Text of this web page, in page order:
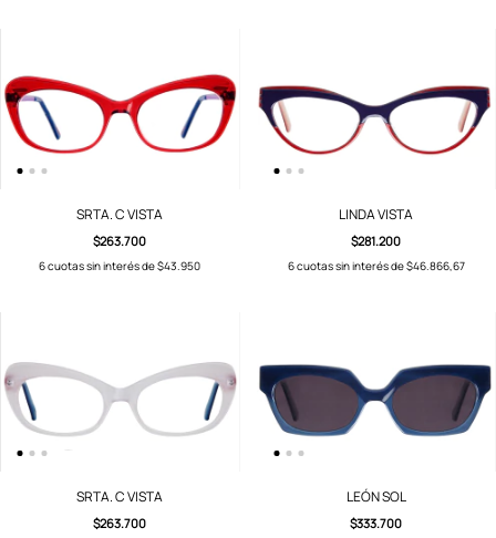
SRTA. C VISTA
$263.700
6cuotas sin interés de$43.950
LINDA VISTA
$281.200
6cuotas sin interés de$46.866,67
SRTA. C VISTA
$263.700
LEÓN SOL
$333.700